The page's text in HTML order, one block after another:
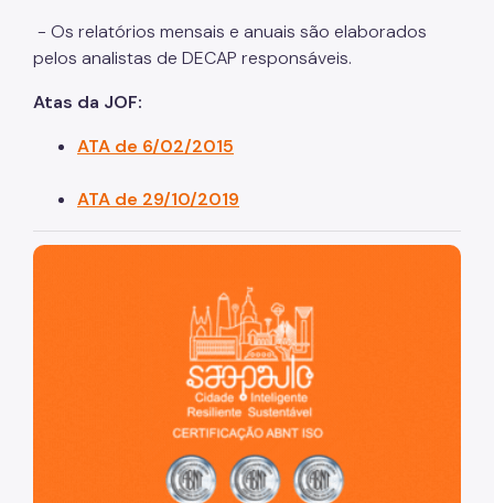
- Os relatórios mensais e anuais são elaborados
pelos analistas de DECAP responsáveis.
Atas da JOF:
ATA de 6/02/2015
ATA de 29/10/2019
São Paulo, cidade inteligente, resiliente e sustentável